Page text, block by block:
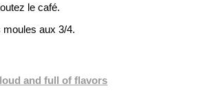
le café.
moules aux 3/4.
and full of flavors